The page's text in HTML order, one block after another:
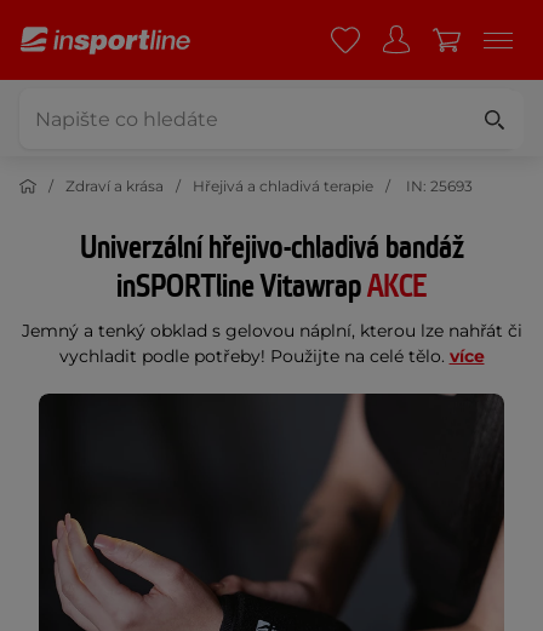
Zdraví a krása Hřejivá a chladivá terapie IN: 25693
Univerzální hřejivo-chladivá bandáž
inSPORTline VitawrapAKCE
Jemný a tenký obklad s gelovou náplní, kterou lze nahřát či
vychladit podle potřeby! Použijte na celé tělo. více